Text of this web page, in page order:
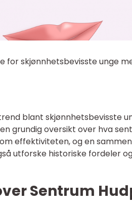
for skjønnhetsbevisste unge
blant skjønnhetsbevisste
grundig oversikt over hva
effektiviteten, og en
utforske historiske fordeler
Sentrum